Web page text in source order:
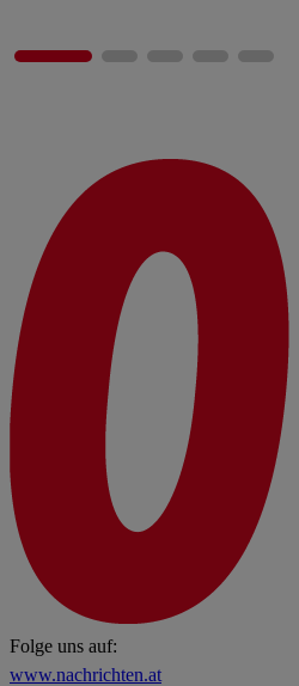
Folge uns auf:
www.nachrichten.at